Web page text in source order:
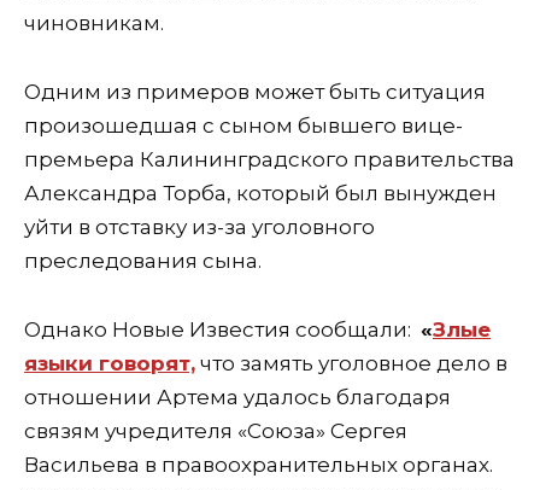
чиновникам.
Одним из примеров может быть ситуация
произошедшая с сыном бывшего вице-
премьера Калининградского правительства
Александра Торба, который был вынужден
уйти в отставку из-за уголовного
преследования сына.
Однако Новые Известия сообщали: «Злые
языки говорят, что замять уголовное дело в
отношении Артема удалось благодаря
связям учредителя «Союза» Сергея
Васильева в правоохранительных органах.